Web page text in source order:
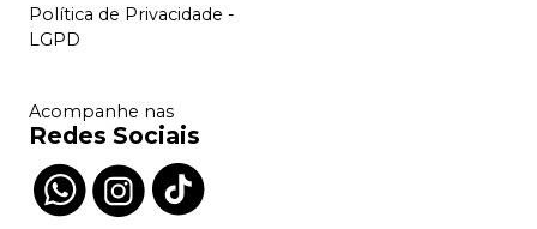
Política de Privacidade -
LGPD
Acompanhe nas
Redes Sociais